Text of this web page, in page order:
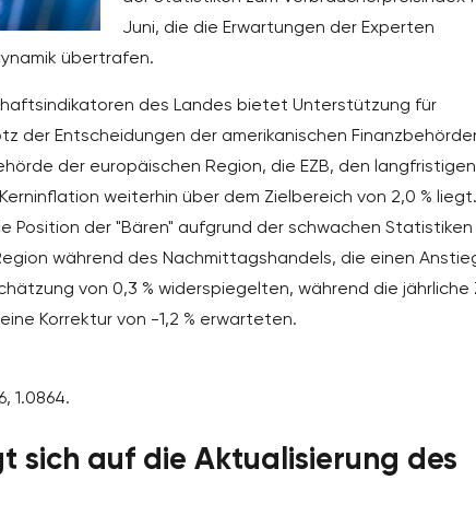
Juni, die die Erwartungen der Experten
übertrafen.
des Landes bietet Unterstützung für
der Entscheidungen der amerikanischen
der europäischen Region, die EZB, den langfristigen
weiterhin über dem Zielbereich von 2,0 %
Position der "Bären" aufgrund der schwachen Statistiken
während des Nachmittagshandels, die einen
von 0,3 % widerspiegelten, während die jährliche
Korrektur von -1,2 % erwarteten.
1.0864.
sich auf die Aktualisierung des